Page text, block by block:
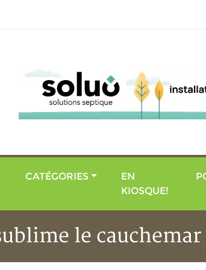
CATÉGORIES
EN
KIOSQUE!
le cauchemar